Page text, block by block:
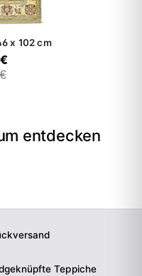
x 102 cm
entdecken
Teppiche